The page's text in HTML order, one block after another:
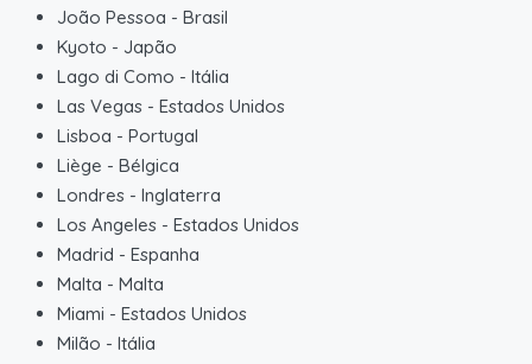
João Pessoa - Brasil
Kyoto - Japão
Lago di Como - Itália
Las Vegas - Estados Unidos
Lisboa - Portugal
Liège - Bélgica
Londres - Inglaterra
Los Angeles - Estados Unidos
Madrid - Espanha
Malta - Malta
Miami - Estados Unidos
Milão - Itália